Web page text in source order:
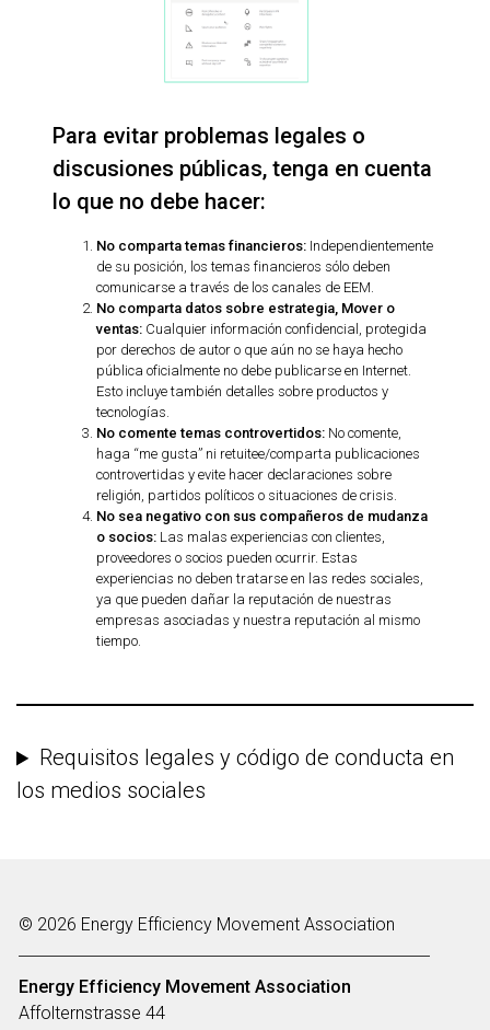
Para evitar problemas legales o
discusiones públicas, tenga en cuenta
lo que no debe hacer:
No comparta temas financieros: Independientemente
de su posición, los temas financieros sólo deben
comunicarse a través de los canales de EEM.
No comparta datos sobre estrategia, Mover o
ventas: Cualquier información confidencial, protegida
por derechos de autor o que aún no se haya hecho
pública oficialmente no debe publicarse en Internet.
Esto incluye también detalles sobre productos y
tecnologías.
No comente temas controvertidos: No comente,
haga “me gusta” ni retuitee/comparta publicaciones
controvertidas y evite hacer declaraciones sobre
religión, partidos políticos o situaciones de crisis.
No sea negativo con sus compañeros de mudanza
o socios: Las malas experiencias con clientes,
proveedores o socios pueden ocurrir. Estas
experiencias no deben tratarse en las redes sociales,
ya que pueden dañar la reputación de nuestras
empresas asociadas y nuestra reputación al mismo
tiempo.
Requisitos legales y código de conducta en
los medios sociales
© 2026 Energy Efficiency Movement Association
Energy Efficiency Movement Association
Affolternstrasse 44